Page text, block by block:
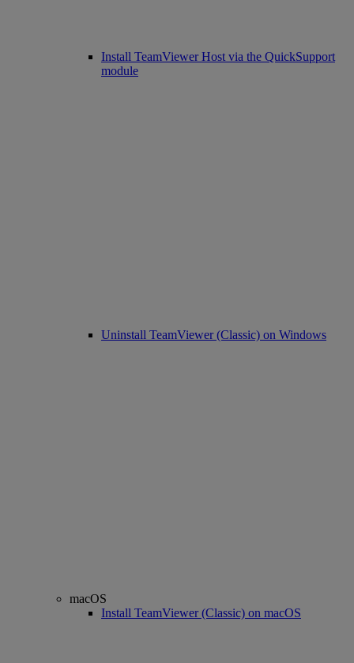
Install TeamViewer Host via the QuickSupport
module
Uninstall TeamViewer (Classic) on Windows
macOS
Install TeamViewer (Classic) on macOS